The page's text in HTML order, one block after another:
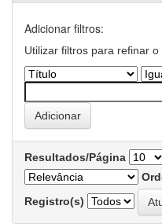
Adicionar filtros:
Utilizar filtros para refinar o
Resultados/Página
Registro(s)